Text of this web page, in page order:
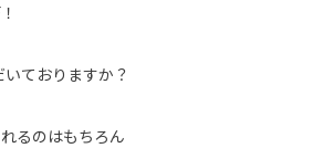
ておりますか？
るのはもちろん